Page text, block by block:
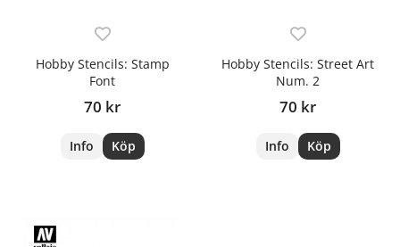
Hobby Stencils: Stamp
Font
70 kr
Info Köp
Hobby Stencils: Street Art
Num. 2
70 kr
Info Köp